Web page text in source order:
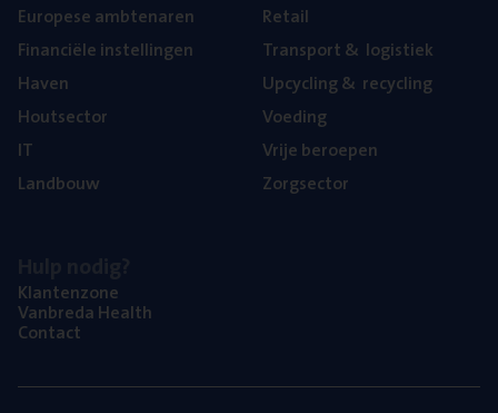
Euro­pe­se ambtenaren
Finan­ci­ë­le instellingen
Haven
Hout­sec­tor
IT
Land­bouw
Retail
Trans­port& logistiek
Upcy­cling& recycling
Voe­ding
Vrije beroe­pen
Zorg­sec­tor
Klan­ten­zo­ne
Van­b­re­da Health
Con­tact